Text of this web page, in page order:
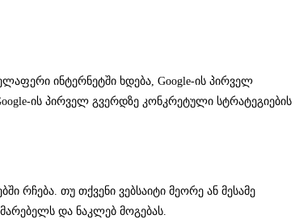
ინტერნეტში ხდება, Google-ის პირველ
ის პირველ გვერდზე კონკრეტული სტრატეგიების
რჩება. თუ თქვენი ვებსაიტი მეორე ან მესამე
და ნაკლებ მოგებას.